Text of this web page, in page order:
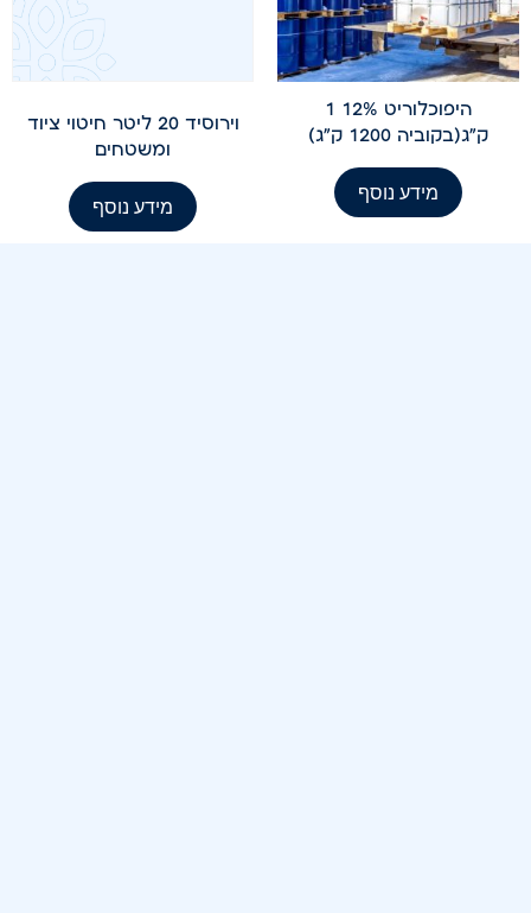
היפוכלוריט 12% 1
ק"ג(בקוביה 1200 ק"ג)
מידע נוסף
וירוסיד 20 ליטר חיטוי ציוד
ומשטחים
מידע נוסף